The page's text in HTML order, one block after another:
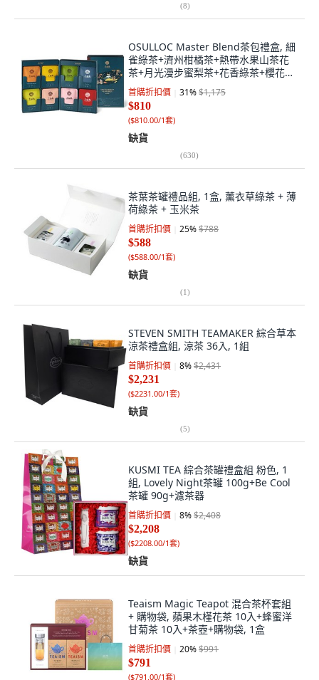
(8)
OSULLOC Master Blend茶包禮盒, 細
雀綠茶+濟州柑橘茶+熱帶水果山茶花
茶+月光漫步蜜梨茶+花香綠茶+櫻花果
香茶+濟州蘭花香綠茶+濟州草本茶 各4
入, 1盒
首購折扣價 31%$1,175
$810
($810.00/1套)
缺貨
(630)
茶葉茶罐禮品組, 1盒, 薰衣草綠茶 + 薄
荷綠茶 + 玉米茶
首購折扣價 25%$788
$588
($588.00/1套)
缺貨
(1)
STEVEN SMITH TEAMAKER 綜合草本
涼茶禮盒組, 涼茶 36入, 1組
首購折扣價 8%$2,431
$2,231
($2231.00/1套)
缺貨
(5)
KUSMI TEA 綜合茶罐禮盒組 粉色, 1
組, Lovely Night茶罐 100g+Be Cool
茶罐 90g+濾茶器
首購折扣價 8%$2,408
$2,208
($2208.00/1套)
缺貨
Teaism Magic Teapot 混合茶杯套組
+ 購物袋, 蘋果木槿花茶 10入+蜂蜜洋
甘菊茶 10入+茶壺+購物袋, 1盒
首購折扣價 20%$991
$791
($791.00/1套)